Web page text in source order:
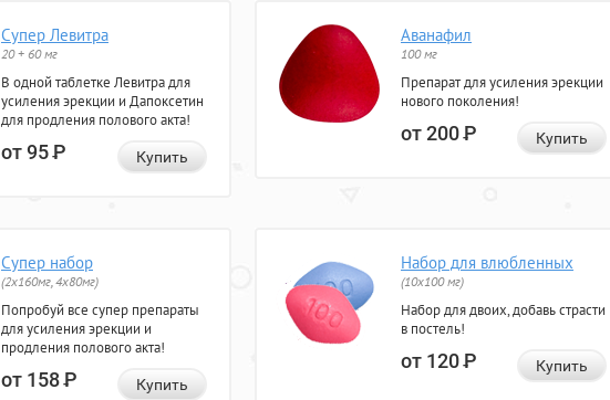
Супер Левитра
20 + 60 мг
В одной таблетке Левитра для
усиления эрекции и Дапоксетин
для продления полового акта!
от 95Р Купить
Аванафил
100 мг
Препарат для усиления эрекции
нового поколения!
от 200Р Купить
Супер набор
(2х160мг, 4х80мг)
Попробуй все супер препараты
для усиления эрекции и
продления полового акта!
от 158Р Купить
Набор для влюбленных
(10х100 мг)
Набор для двоих, добавь страсти
в постель!
от 120Р Купить